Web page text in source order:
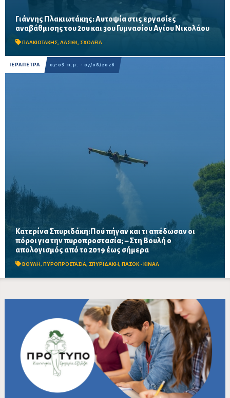
Γιάννης Πλακιωτάκης: Αυτοψία στις εργασίες
αναβάθμισης του 2ου και 3ου Γυμνασίου Αγίου Νικολάου
ΠΛΑΚΙΩΤΑΚΗΣ, ΛΑΣΙΘΙ, ΣΧΟΛΕΙΑ
Οι παρεμβάσεις του προγράμματος «Μαριέττα Γιαννάκου»
αναμένεται να ολοκληρωθούν πριν από τη νέα σχολική χρονιά –
Προβλέπονται ανακαινίσεις αιθουσών, αύλειων και...
ΙΕΡΑΠΕΤΡΑ 07:09 π.μ. - 07/08/2026
Κατερίνα Σπυριδάκη:Πού πήγαν και τι απέδωσαν οι
πόροι για την πυροπροστασία; – Στη Βουλή ο
απολογισμός από το 2019 έως σήμερα
ΒΟΥΛΗ, ΠΥΡΟΠΡΟΣΤΑΣΙΑ, ΣΠΥΡΙΔΑΚΗ, ΠΑΣΟΚ - ΚΙΝΑΛ
Το ΠΑΣΟΚ ζητά πλήρη απολογισμό των χρηματοδοτήσεων από
το 2019, στοιχεία για τα προγράμματα «ΑΙΓΙΣ» και AntiNero,
καθώς και απαντήσεις για προσωπικό, οχήματα, ε...